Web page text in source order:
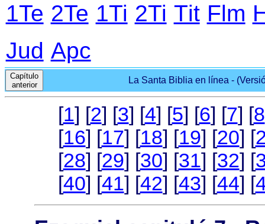
1Te 2Te 1Ti 2Ti Тit Flm
Jud Apc
Capítulo
anterior
La Santa Biblia en línea -
[1] [2] [3] [4] [5] [6] [7] [8
[16] [17] [18] [19] [20] [
[28] [29] [30] [31] [32] [
[40] [41] [42] [43] [44] [